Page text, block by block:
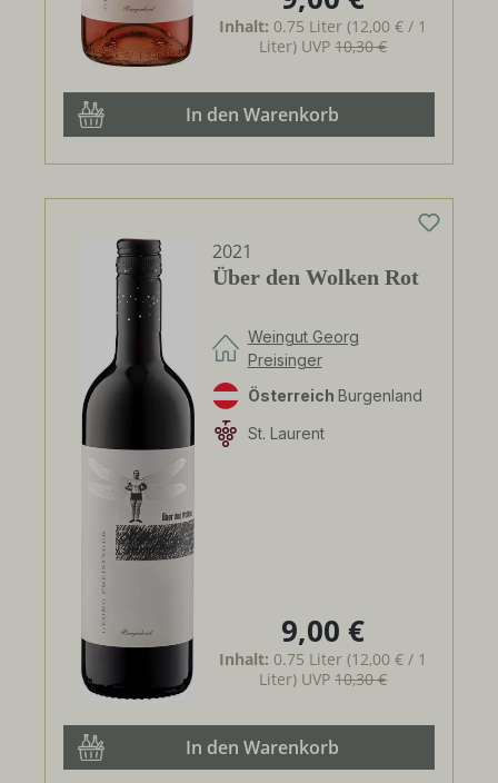
Inhalt: 0.75 Liter(12,00 € / 1
Liter) UVP10,30 €
In den Warenkorb
2021
Über den Wolken Rot
Weingut Georg
Preisinger
Österreich Burgenland
St. Laurent
Regulärer Preis:
9,00 €
Inhalt: 0.75 Liter(12,00 € / 1
Liter) UVP10,30 €
In den Warenkorb